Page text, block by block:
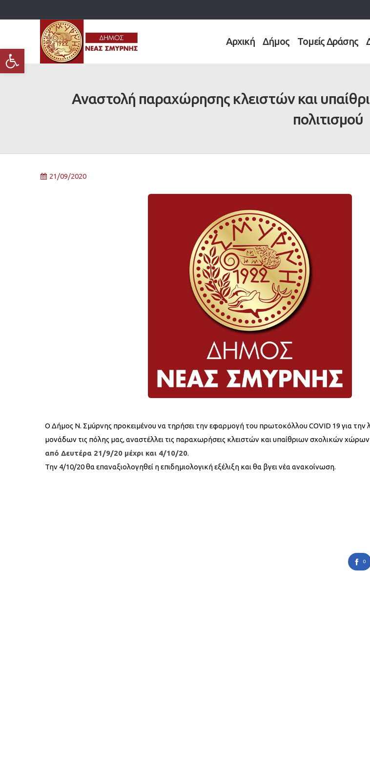
Ανοίξτε τη γραμμή εργαλείων
Αρχική Δήμος Τομείς Δράσης
Αναστολή παραχώρησης κλειστών και
πολιτισμού
21/09/2020
Ο Δήμος Ν. Σμύρνης προκειμένου να τηρήσει την εφαρμογή του πρωτοκόλλου COVID 19 για την
μονάδων τις πόλης μας, αναστέλλει τις παραχωρήσεις κλειστών και υπαίθριων σχολικών
από Δευτέρα 21/9/20 μέχρι και 4/10/20.
Την 4/10/20 θα επαναξιολογηθεί η επιδημιολογική εξέλιξη και θα βγει νέα ανακοίνωση.
0